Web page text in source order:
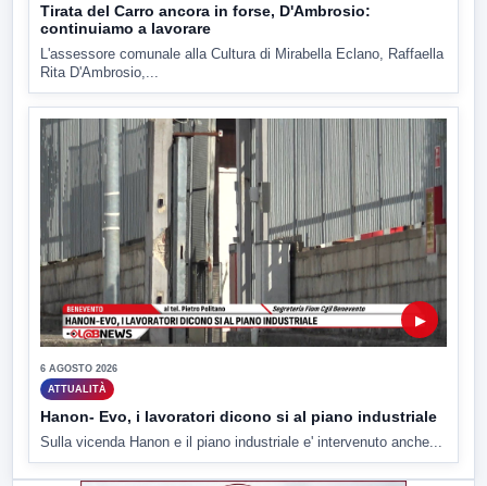
Tirata del Carro ancora in forse, D'Ambrosio:
continuiamo a lavorare
L'assessore comunale alla Cultura di Mirabella Eclano, Raffaella
Rita D'Ambrosio,...
▶
6 AGOSTO 2026
ATTUALITÀ
Hanon- Evo, i lavoratori dicono si al piano industriale
Sulla vicenda Hanon e il piano industriale e' intervenuto anche...